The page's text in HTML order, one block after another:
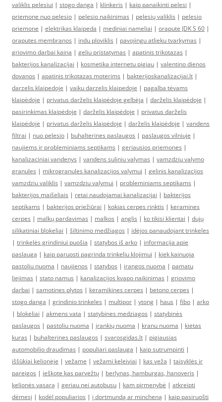
valiklis pelesiui | stogo danga | klinkeris | kaip panaikinti pelesi |
priemone nuo pelesio | pelesio naikinimas | pelesių valiklis | pelesio
priemone | elektrikas klaipeda | mediniai nameliai | orapute JDK S 60 |
oraputes membranos | indu ploviklis | pavojingu atlieku tvarkymas |
griovimo darbai kaina | geliu pristatymas | apatinis trikotazas |
bakterijos kanalizacijai | kosmetika internetu pigiau | valentino dienos
dovanos | apatinis trikotazas moterims | bakterijoskanalizacijai.lt |
darzelis klaipedoje | vaiku darzelis klaipedoje | pagalba tėvams
klaipėdoje | privatus darželis klaipėdoje gelbėja | darželis klaipėdoje |
pasirinkimas klaipėdoje | darželis klaipėdoje | privatus darželis
klaipėdoje | privatus darželis klaipėdoje | darželis klaipėdoje | vandens
filtrai | nuo pelesio | buhalterines paslaugos | paslaugos vilniuje |
naujiems ir probleminiams septikams | geriausios priemones |
kanalizaciniai vandenys | vandens suliniu valymas | vamzdziu valymo
granules | mikrogranules kanalizacijos valymui | gelinis kanalizacijos
vamzdziu valiklis | vamzdziu valymui | probleminiams septikams |
bakterijos maišeliais | retai naudojamai kanalizacijai | bakterijos
septikams | bakterijos priežiūrai | kokias cerpes rinktis | keramines
cerpes | malkų pardavimas | malkos | anglis | ko tikisi klientai | dujų
silikatiniai blokeliai | šiltinimo medžiagos | idėjos panaudojant trinkeles
| trinkelės grindiniui puošia | statybos iš arko | informacija apie
paslaugą | kaip paruosti pagrinda trinkeliu klojimui | kiek kainuoja
pastoliu nuoma | naujienos | statybos | įrangos nuoma | pamatu
liejimas | stato namus | kanalizacijos kvapo naikinimas | griovimo
darbai | samotines plytos | keramikines cerpes | betono cerpes |
stogo danga | grindinio trinkeles | multipor | ytong | haus | fibo | arko
| blokeliai | akmens vata | statybines medziagos | statybinės
paslaugos | pastoliu nuoma | įrankių nuoma | kranu nuoma | kietas
kuras | buhalterines paslaugos | svarosgidas.lt | pigiausias
automobilio draudimas | populiari paslauga | kaip sutrumpinti |
iššūkiai kelionėje | vežame | vežami keleiviai | kas veža | taisyklės ir
pareigos | ieškote kas parvežtų | berlynas, hamburgas, hanoveris |
kelionės vasarą | geriau nei autobusu | kam pirmenybė | atkreipti
dėmesį | kodėl populiarios | į dortmundą ar mincheną | kaip pasiruošti